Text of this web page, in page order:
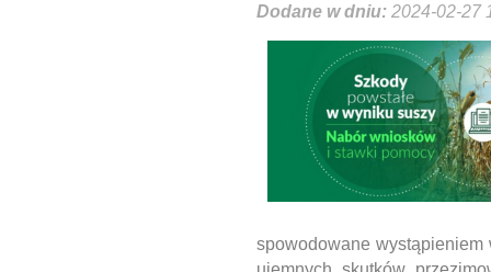
Dodane w dniu: 2024-02-27
spowodowane